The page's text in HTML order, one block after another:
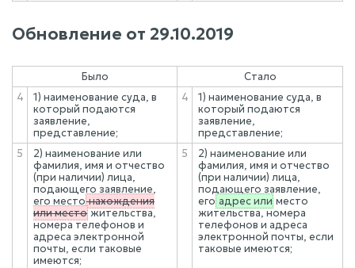
Обновление от 29.10.2019
Было
Стало
4
1) наименование суда, в
который подаются
заявление,
представление;
4
1) наименование суда, в
который подаются
заявление,
представление;
5
2) наименование или
фамилия, имя и отчество
(при наличии) лица,
подающего заявление,
его местонахождения
или местожительства,
номера телефонов и
адреса электронной
почты, если таковые
имеются;
5
2) наименование или
фамилия, имя и отчество
(при наличии) лица,
подающего заявление,
его адрес или место
жительства, номера
телефонов и адреса
электронной почты, если
таковые имеются;